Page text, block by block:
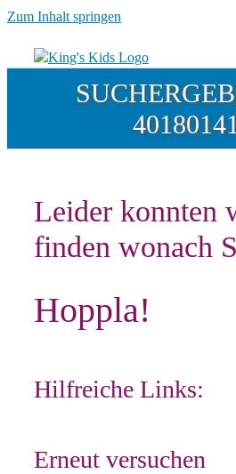
Zum Inhalt springen
Leider konnten
finden wonach
Hoppla!
Hilfreiche Links:
Erneut versuchen